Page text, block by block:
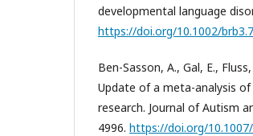
developmental language
https://doi.org/10.1002/
Ben-Sasson, A., Gal, E.,
Update of a meta-analysis
research. Journal of Autism
4996. https://doi.org/